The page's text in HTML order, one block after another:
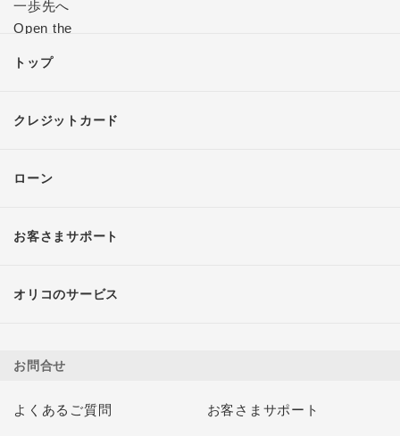
トップ
クレジットカード
ローン
お客さまサポート
オリコのサービス
お問合せ
よくあるご質問 お客さまサポート